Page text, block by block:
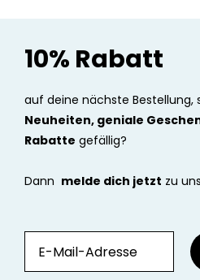
10% Rabatt
auf deine nächste Bestellung,
Neuheiten, geniale
Rabatte gefällig?
Dann melde dich jetzt zu